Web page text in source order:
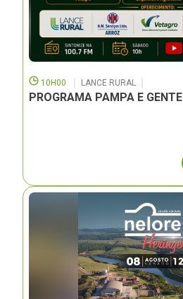
10H00 LANCE RURAL
PROGRAMA PAMPA E GENTE